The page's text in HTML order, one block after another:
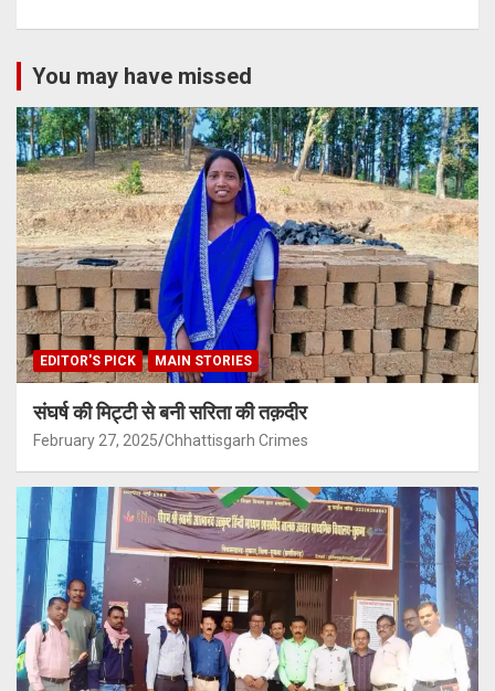
You may have missed
EDITOR'S PICK MAIN STORIES
संघर्ष की मिट्टी से बनी सरिता की तक़दीर
February 27, 2025 Chhattisgarh Crimes